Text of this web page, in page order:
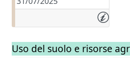
Uso del suolo e risorse